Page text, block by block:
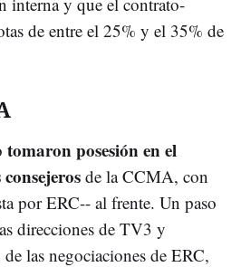
de entre el 25% y el 35% de
tomaron posesión en el
de la CCMA, con
por ERC-- al frente. Un paso
direcciones de TV3 y
las negociaciones de ERC,